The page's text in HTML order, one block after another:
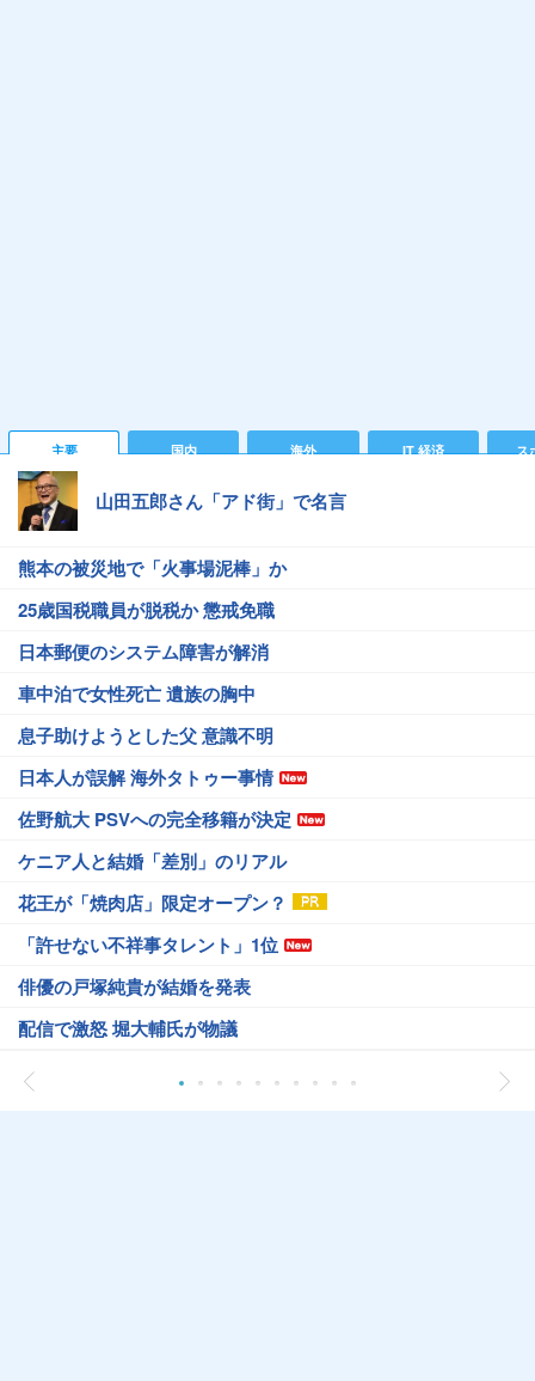
主要 国内 海外 IT 経済 ス
山田五郎さん「アド街」で名言
熊本の被災地で「火事場泥棒」か
25歳国税職員が脱税か 懲戒免職
日本郵便のシステム障害が解消
車中泊で女性死亡 遺族の胸中
息子助けようとした父 意識不明
日本人が誤解 海外タトゥー事情
佐野航大 PSVへの完全移籍が決定
ケニア人と結婚「差別」のリアル
花王が「焼肉店」限定オープン？
「許せない不祥事タレント」1位
俳優の戸塚純貴が結婚を発表
配信で激怒 堀大輔氏が物議